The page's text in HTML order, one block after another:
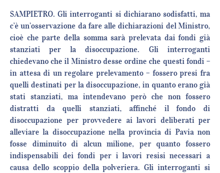
SAMPIETRO. Gli interroganti si dichiarano sodisfatti, ma
c’è un’osservazione da fare alle dichiarazioni del Ministro,
cioè che parte della somma sarà prelevata dai fondi già
stanziati per la disoccupazione. Gli interroganti
chiedevano che il Ministro desse ordine che questi fondi –
in attesa di un regolare prelevamento – fossero presi fra
quelli destinati per la disoccupazione, in quanto erano già
stati stanziati, ma intendevano però che non fossero
distratti da quelli stanziati, affinché il fondo di
disoccupazione per provvedere ai lavori deliberati per
alleviare la disoccupazione nella provincia di Pavia non
fosse diminuito di alcun milione, per quanto fossero
indispensabili dei fondi per i lavori resisi necessari a
causa dello scoppio della polveriera. Gli interroganti si